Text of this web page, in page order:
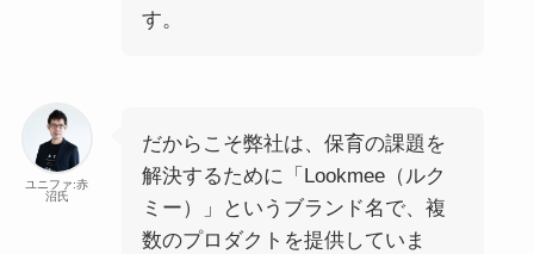
す。
ユニファ:赤
沼氏
だからこそ弊社は、保育の課題を
解決するために「Lookmee（ルク
ミー）」というブランド名で、複
数のプロダクトを提供していま